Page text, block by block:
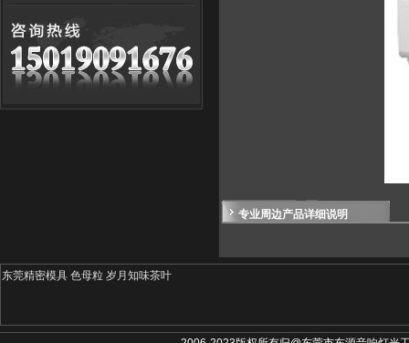
专业周边产品详细说明
东莞精密模具 色母粒 岁月知味茶叶